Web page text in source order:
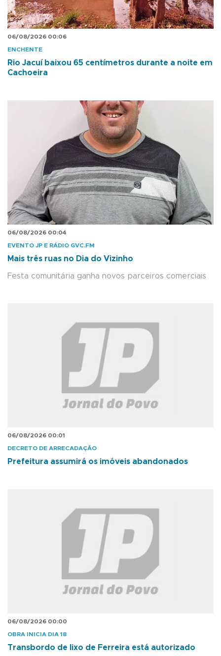
06/08/2026 00:06
ENCHENTE
Rio Jacuí baixou 65 centímetros durante a noite em
Cachoeira
06/08/2026 00:04
EVENTO JP E RÁDIO GVC.FM
Mais três ruas no Dia do Vizinho
Festa comunitária ganha novos parceiros comerciais
06/08/2026 00:01
DECRETO DE ARRECADAÇÃO
Prefeitura assumirá os imóveis abandonados
06/08/2026 00:00
OBRA INICIA DIA 18
Transbordo de lixo de Ferreira está autorizado